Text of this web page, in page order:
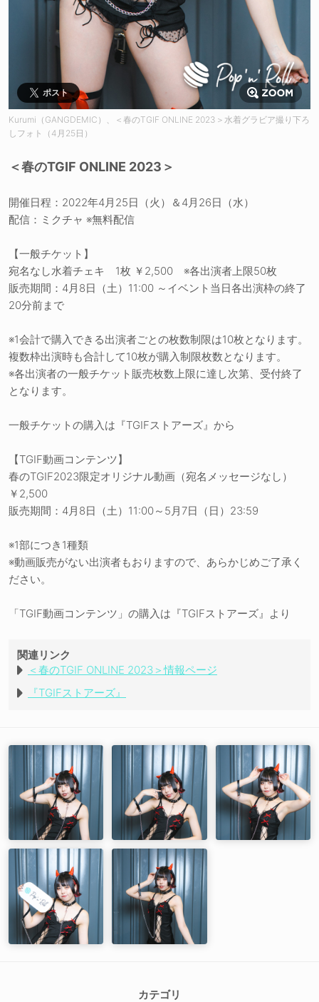
ポスト
Kurumi（GANGDEMIC）、＜春のTGIF ONLINE 2023＞水着グラビア撮り下ろ
しフォト（4月25日）
＜春のTGIF ONLINE 2023＞
開催日程：2022年4月25日（火）＆4月26日（水）
配信：ミクチャ ※無料配信
【一般チケット】
宛名なし水着チェキ 1枚 ￥2,500 ※各出演者上限50枚
販売期間：4月8日（土）11:00 ～イベント当日各出演枠の終了
20分前まで
※1会計で購入できる出演者ごとの枚数制限は10枚となります。
複数枠出演時も合計して10枚が購入制限枚数となります。
※各出演者の一般チケット販売枚数上限に達し次第、受付終了
となります。
一般チケットの購入は『TGIFストアーズ』から
【TGIF動画コンテンツ】
春のTGIF2023限定オリジナル動画（宛名メッセージなし）
￥2,500
販売期間：4月8日（土）11:00～5月7日（日）23:59
※1部につき1種類
※動画販売がない出演者もおりますので、あらかじめご了承く
ださい。
「TGIF動画コンテンツ」の購入は『TGIFストアーズ』より
関連リンク
＜春のTGIF ONLINE 2023＞情報ページ
『TGIFストアーズ』
カテゴリ